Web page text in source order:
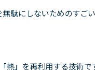
駄にしないためのすご
熱」を再利用する技術